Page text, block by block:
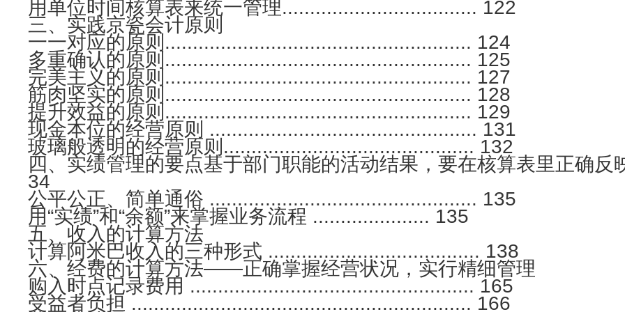
用单位时间核算表来统一管理................................... 122
三、实践京瓷会计原则
一一对应的原则....................................................... 124
多重确认的原则....................................................... 125
完美主义的原则....................................................... 127
筋肉坚实的原则....................................................... 128
提升效益的原则....................................................... 129
现金本位的经营原则 ................................................ 131
玻璃般透明的经营原则............................................. 132
四、实绩管理的要点基于部门职能的活动结果，要在核算表里正确
34
公平公正、简单通俗 ................................................ 135
用“实绩”和“余额”来掌握业务流程 ..................... 135
五、收入的计算方法
计算阿米巴收入的三种形式 ...................................... 138
六、经费的计算方法——正确掌握经营状况，实行精细管理
购入时点记录费用 ................................................... 165
受益者负担 ............................................................. 166